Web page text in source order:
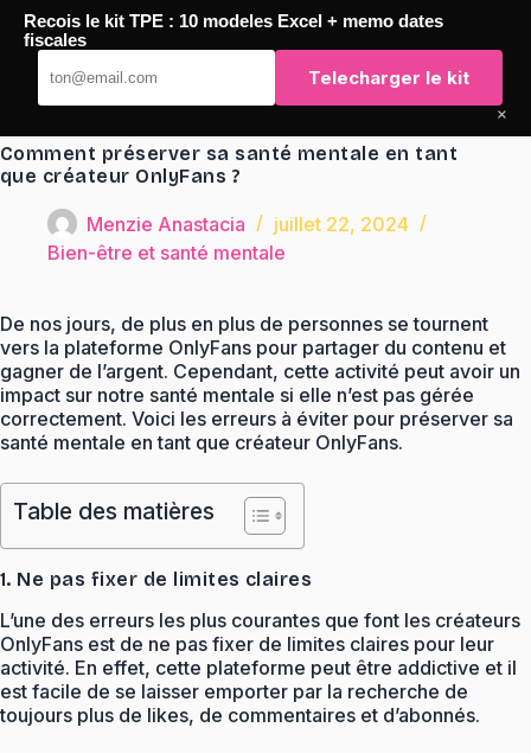
Passer
contenu
TaqTaq
Comment préserver sa santé mentale en tant
que créateur OnlyFans ?
Menzie Anastacia
juillet 22, 2024
Bien-être et santé mentale
De nos jours, de plus en plus de personnes se tournent
vers la plateforme OnlyFans pour partager du contenu et
gagner de l’argent. Cependant, cette activité peut avoir un
impact sur notre santé mentale si elle n’est pas gérée
correctement. Voici les erreurs à éviter pour préserver sa
santé mentale en tant que créateur OnlyFans.
Table des matières
1. Ne pas fixer de limites claires
L’une des erreurs les plus courantes que font les créateurs
OnlyFans est de ne pas fixer de limites claires pour leur
activité. En effet, cette plateforme peut être addictive et il
est facile de se laisser emporter par la recherche de
toujours plus de likes, de commentaires et d’abonnés.
Recois le kit TPE : 10 modeles Excel + memo dates
fiscales
Telecharger le kit
×